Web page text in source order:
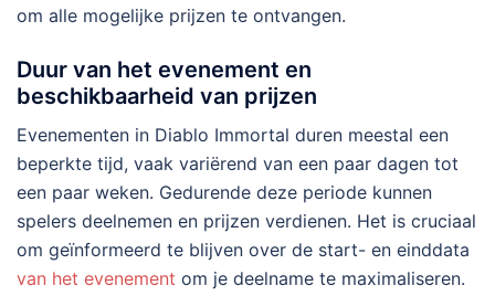
om alle mogelijke prijzen te ontvangen.
Duur van het evenement en
beschikbaarheid van prijzen
Evenementen in Diablo Immortal duren meestal een
beperkte tijd, vaak variërend van een paar dagen tot
een paar weken. Gedurende deze periode kunnen
spelers deelnemen en prijzen verdienen. Het is cruciaal
om geïnformeerd te blijven over de start- en einddata
van het evenement om je deelname te maximaliseren.